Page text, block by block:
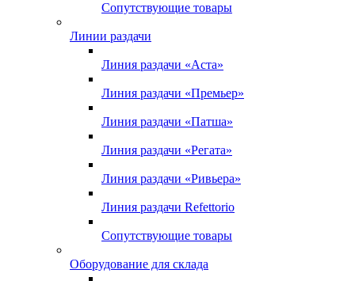
Сопутствующие товары
Линии раздачи
Линия раздачи «Аста»
Линия раздачи «Премьер»
Линия раздачи «Патша»
Линия раздачи «Регата»
Линия раздачи «Ривьера»
Линия раздачи Refettorio
Сопутствующие товары
Оборудование для склада